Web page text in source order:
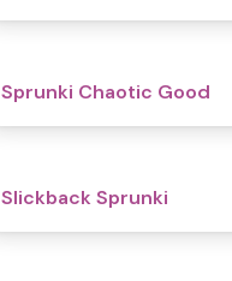
Sprunki Chaotic Good
Slickback Sprunki